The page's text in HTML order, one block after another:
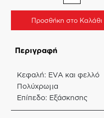
Προσθήκη στο Καλάθι
Περιγραφή
Κεφαλή: EVA και φελλό
Πολύχρωμα
Επίπεδο: Εξάσκησης